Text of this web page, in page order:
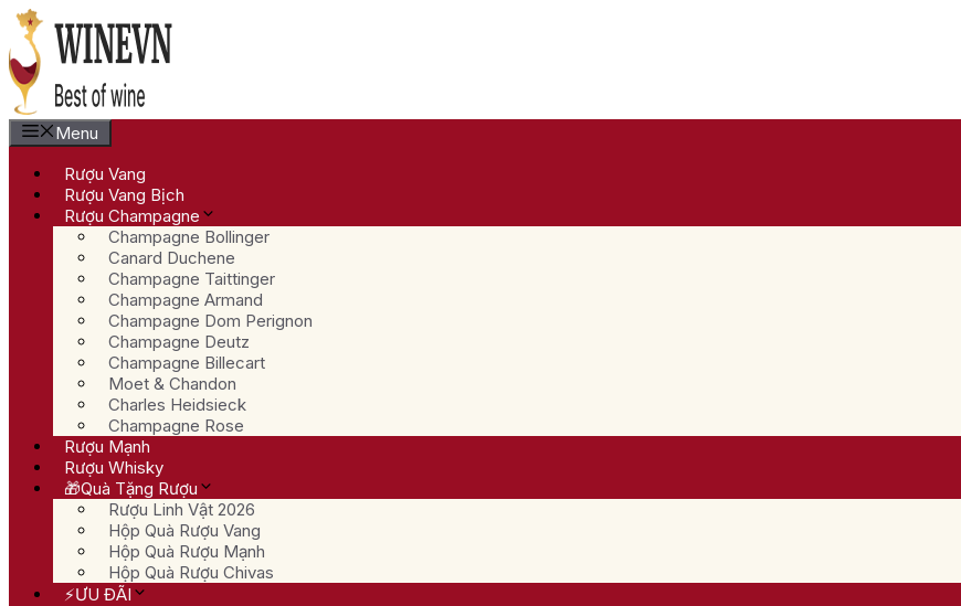
Chuyển
đến
nội
dung
Menu
Rượu Vang
Rượu Vang Bịch
Rượu Champagne
Champagne Bollinger
Canard Duchene
Champagne Taittinger
Champagne Armand
Champagne Dom Perignon
Champagne Deutz
Champagne Billecart
Moet & Chandon
Charles Heidsieck
Champagne Rose
Rượu Mạnh
Rượu Whisky
🎁Quà Tặng Rượu
Rượu Linh Vật 2026
Hộp Quà Rượu Vang
Hộp Quà Rượu Mạnh
Hộp Quà Rượu Chivas
⚡ƯU ĐÃI